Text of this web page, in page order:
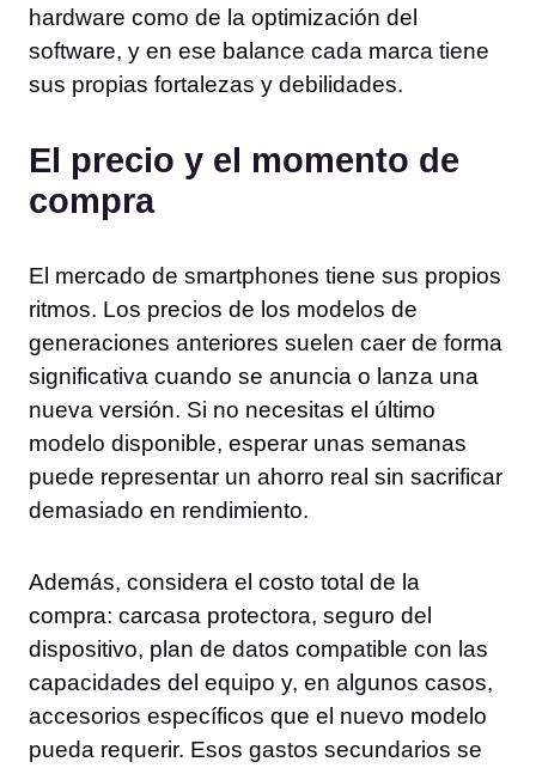
hardware como de la optimización del
software, y en ese balance cada marca tiene
sus propias fortalezas y debilidades.
El precio y el momento de
compra
El mercado de smartphones tiene sus propios
ritmos. Los precios de los modelos de
generaciones anteriores suelen caer de forma
significativa cuando se anuncia o lanza una
nueva versión. Si no necesitas el último
modelo disponible, esperar unas semanas
puede representar un ahorro real sin sacrificar
demasiado en rendimiento.
Además, considera el costo total de la
compra: carcasa protectora, seguro del
dispositivo, plan de datos compatible con las
capacidades del equipo y, en algunos casos,
accesorios específicos que el nuevo modelo
pueda requerir. Esos gastos secundarios se